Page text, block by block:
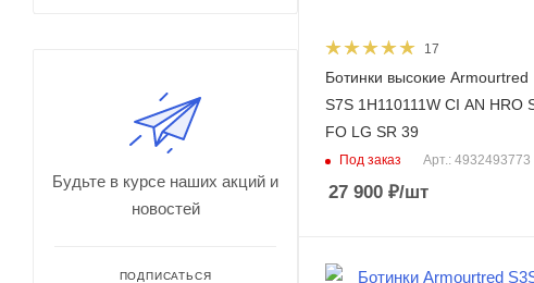
17
Ботинки высокие Armourtred
S7S 1H110111W CI AN HRO
FO LG SR 39
Под заказ Арт.: 4932493773
27 900 ₽/шт
Будьте в курсе наших акций и
новостей
ПОДПИСАТЬСЯ